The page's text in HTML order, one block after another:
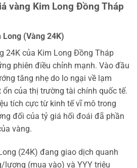
vàng Kim Long Đồng Tháp
Long (Vàng 24K)
24K của Kim Long Đồng Tháp
phiên điều chỉnh mạnh. Vào đầu
tăng nhẹ do lo ngại về lạm
của thị trường tài chính quốc tế.
tích cực từ kinh tế vĩ mô trong
đối của tỷ giá hối đoái đã phần
vàng.
(24K) đang giao dịch quanh
lượng (mua vào) và YYY triệu